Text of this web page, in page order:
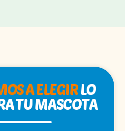
A ELEGIRLO
TU MASCOTA